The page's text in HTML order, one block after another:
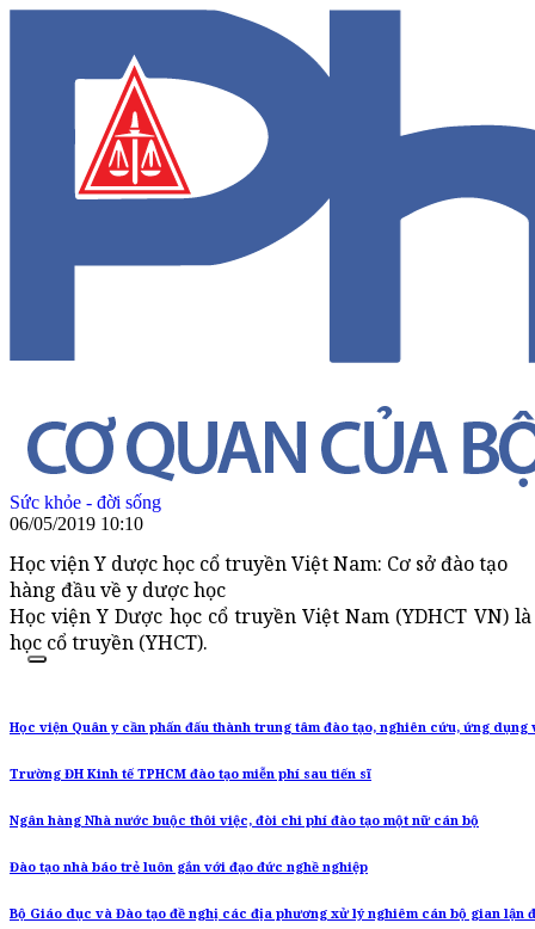
Sức khỏe - đời sống
06/05/2019 10:10
Học viện Y dược học cổ truyền Việt Nam: Cơ sở đào tạo
hàng đầu về y dược học
Học viện Y Dược học cổ truyền Việt Nam (YDHCT VN)
học cổ truyền (YHCT).
Học viện Quân y cần phấn đấu thành trung tâm đào tạo, nghiên cứu, ứng
Trường ĐH Kinh tế TPHCM đào tạo miễn phí sau tiến sĩ
Ngân hàng Nhà nước buộc thôi việc, đòi chi phí đào tạo một nữ cán bộ
Đào tạo nhà báo trẻ luôn gắn với đạo đức nghề nghiệp
Bộ Giáo dục và Đào tạo đề nghị các địa phương xử lý nghiêm cán bộ gian lận